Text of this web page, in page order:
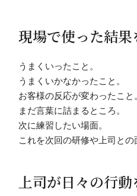
現場で使った結果
うまくいったこと。
うまくいかなかったこと。
お客様の反応が変わったこと
まだ言葉に詰まるところ。
次に練習したい場面。
これを次回の研修や上司との
上司が日々の行動